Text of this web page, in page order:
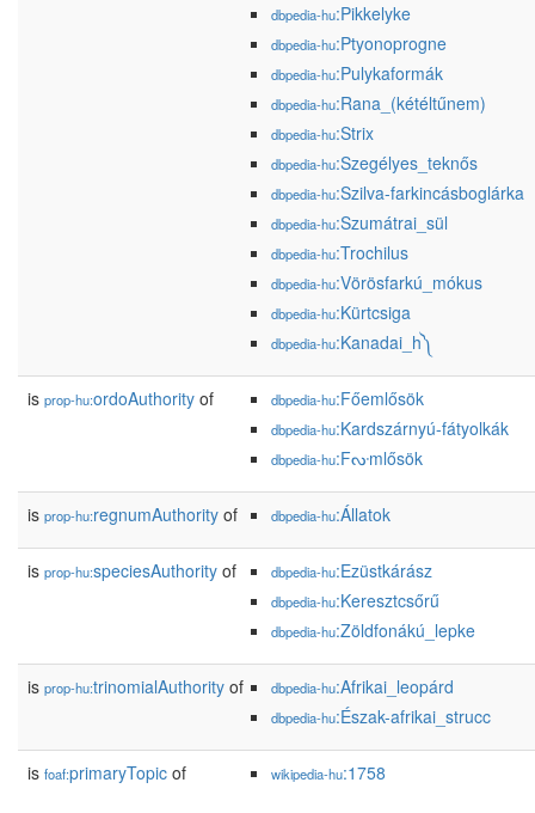
dbpedia-hu:Pikkelyke
dbpedia-hu:Ptyonoprogne
dbpedia-hu:Pulykaformák
dbpedia-hu:Rana_(kétéltűnem)
dbpedia-hu:Strix
dbpedia-hu:Szegélyes_teknős
dbpedia-hu:Szilva-farkincásboglárka
dbpedia-hu:Szumátrai_sül
dbpedia-hu:Trochilus
dbpedia-hu:Vörösfarkú_mókus
dbpedia-hu:Kürtcsiga
dbpedia-hu:Kanadai_h༽
is prop-hu:ordoAuthority of dbpedia-hu:Főemlősök
dbpedia-hu:Kardszárnyú-fátyolkák
dbpedia-hu:Fᔞmlősök
is prop-hu:regnumAuthority of dbpedia-hu:Állatok
is prop-hu:speciesAuthority of dbpedia-hu:Ezüstkárász
dbpedia-hu:Keresztcsőrű
dbpedia-hu:Zöldfonákú_lepke
is prop-hu:trinomialAuthority of dbpedia-hu:Afrikai_leopárd
dbpedia-hu:Észak-afrikai_strucc
is foaf:primaryTopic of wikipedia-hu:1758